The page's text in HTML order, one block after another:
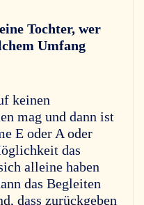
Tochter, wer
Umfang
keinen
mag und dann ist
E oder A oder
das
alleine haben
das Begleiten
dass zurückgeben